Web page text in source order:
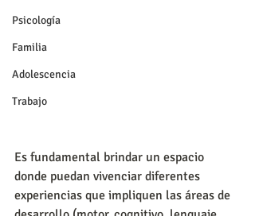
Psicología
Familia
Adolescencia
Trabajo
Es fundamental brindar un espacio
donde puedan vivenciar diferentes
experiencias que impliquen las áreas de